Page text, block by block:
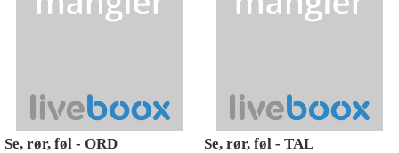
Se, rør, føl - ORD Se, rør, føl - TAL